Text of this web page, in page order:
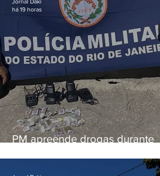
PM apreende drogas durante
há 19 horas